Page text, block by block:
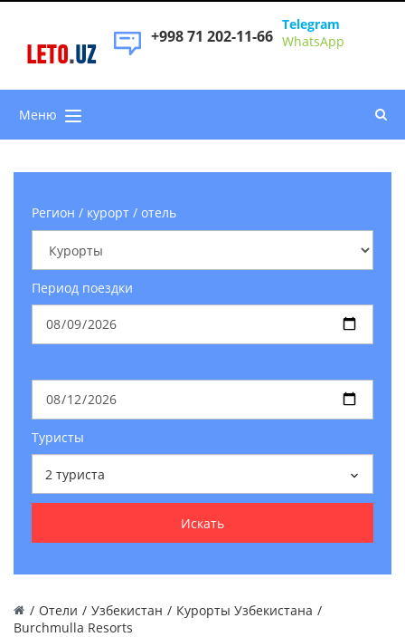
LETO.UZ
+998 71 202-11-66
Telegram
WhatsApp
Меню
Регион / курорт / отель
Период поездки
Туристы
2 туриста
Искать
/ Отели / Узбекистан / Курорты Узбекистана /
Burchmulla Resorts